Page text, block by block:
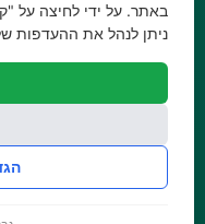
וואטסאפ
agricul.co.il
אזורי חלוקה:כל הארץ
משלוחים:
באתר. על ידי לחיצה על
ניתן לנהל את ההעדפות